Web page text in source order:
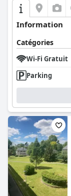
Information
Catégories
Wi-Fi Gratuit
Parking